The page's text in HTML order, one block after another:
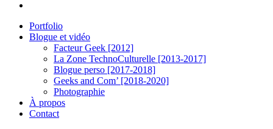
Portfolio
Blogue et vidéo
Facteur Geek [2012]
La Zone TechnoCulturelle [2013-2017]
Blogue perso [2017-2018]
Geeks and Com’ [2018-2020]
Photographie
À propos
Contact